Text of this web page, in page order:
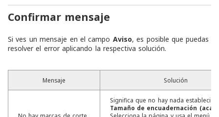
Confirmar mensaje
Si ves un mensaje en el campo Aviso, es posible que puedas
resolver el error aplicando la respectiva solución.
Mensaje Solución
Significa que no hay nada
Tamaño de encuadernación